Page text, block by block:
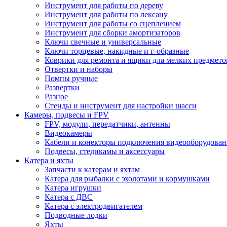
Инструмент для работы по дереву
Инструмент для работы по лексану
Инструмент для работы со сцеплением
Инструмент для сборки амортизаторов
Ключи свечные и универсальные
Ключи торцевые, накидные и г-образные
Коврики для ремонта и ящики дла мелких
Отвертки и наборы
Помпы ручные
Развертки
Разное
Стенды и инструмент для настройки шасси
Камеры, подвесы и FPV
FPV, модули, передатчики, антенны
Видеокамеры
Кабели и конекторы подключения
Подвесы, стедикамы и аксессуары
Катера и яхты
Запчасти к катерам и яхтам
Катера для рыбалки с эхолотами и кормушками
Катера игрушки
Катера с ДВС
Катера с электродвигателем
Подводные лодки
Яхты